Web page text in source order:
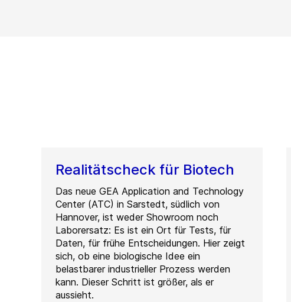
Realitätscheck für Biotech
Das neue GEA Application and Technology
Center (ATC) in Sarstedt, südlich von
Hannover, ist weder Showroom noch
Laborersatz: Es ist ein Ort für Tests, für
Daten, für frühe Entscheidungen. Hier zeigt
sich, ob eine biologische Idee ein
belastbarer industrieller Prozess werden
kann. Dieser Schritt ist größer, als er
aussieht.